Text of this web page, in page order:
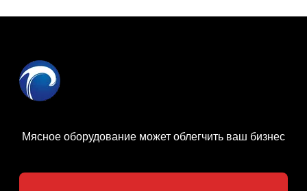
Мясное оборудование может облегчить ваш бизнес